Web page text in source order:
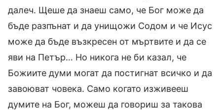
далеч. Щеше да знаеш само, че Бог може да
бъде разпънат и да унищожи Содом и че Исус
може да бъде възкресен от мъртвите и да се
яви на Петър… Но никога не би казал, че
Божиите думи могат да постигнат всичко и да
завоюват човека. Само когато изживееш
думите на Бог, можеш да говориш за такова